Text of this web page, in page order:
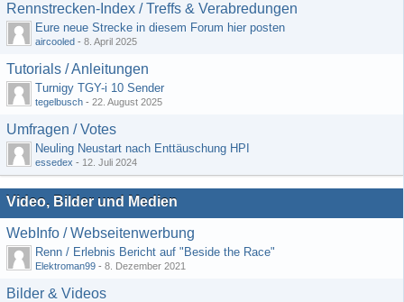
Rennstrecken-Index / Treffs & Verabredungen
Eure neue Strecke in diesem Forum hier posten
aircooled - 8. April 2025
Tutorials / Anleitungen
Turnigy TGY-i 10 Sender
tegelbusch - 22. August 2025
Umfragen / Votes
Neuling Neustart nach Enttäuschung HPI
essedex - 12. Juli 2024
Video, Bilder und Medien
WebInfo / Webseitenwerbung
Renn / Erlebnis Bericht auf "Beside the Race"
Elektroman99 - 8. Dezember 2021
Bilder & Videos